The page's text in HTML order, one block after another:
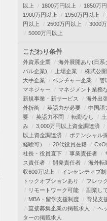
以上
1800万円以上
1850万
1900万円以上
1950万円以上
円以上
2500万円以上
3000
5000万円以上
こだわり条件
外資系企業
海外展開あり(日系
バル企業)
上場企業
株式公
大手企業
ベンチャー企業
管
マネジャー
マネジメント業務
新規事業・新サービス
海外出
外折衝
英語力が必要
中国語
要
英語力不問 転勤なし
み
3,000万円以上資金調達済
以上資金調達済
ポテンシャル
経験可）
20代役員在籍
CxO
社長・役員直下
事業責任者
ス責任者
開発責任者 海外転
収600万以上
インセンティブ
トックオプションあり
フレッ
リモートワーク可能
副業し
MBA・留学支援制度
育児支
直接募集企業の掲載求人
ヘ
ターの掲載求人